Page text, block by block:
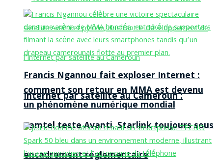
Internet par satellite au Cameroun :
Camtel teste Avanti, Starlink toujours sous
encadrement réglementaire
Francis Ngannou fait exploser Internet :
comment son retour en MMA est devenu
un phénomène numérique mondial